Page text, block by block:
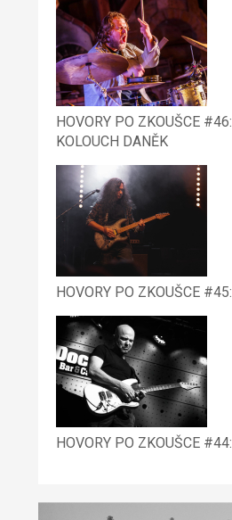
HOVORY PO ZKOUŠCE
KOLOUCH DANĚK
HOVORY PO ZKOUŠCE
HOVORY PO ZKOUŠCE